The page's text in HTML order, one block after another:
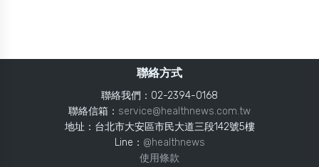
聯絡方式
聯絡我們：02-2394-0168
聯絡信箱： service@healthnews.com.tw
地址：台北市大安區市民大道三段142號5樓
Line： @healthnews
使用條款